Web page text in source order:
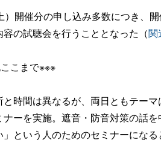
）開催分の申し込み多数につき、
容の試聴会を行うこととなった（関
こまで※※※
と時間は異なるが、両日ともテー
ナーを実施。遮音・防音対策の話
」という人のためのセミナーになる